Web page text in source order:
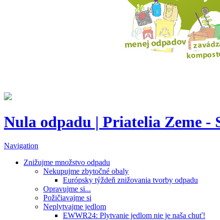
Nula odpadu | Priatelia Zeme -
Navigation
Znižujme množstvo odpadu
Nekupujme zbytočné obaly
Európsky týždeň znižovania tvorby odpadu
Opravujme si...
Požičiavajme si
Neplytvajme jedlom
EWWR24: Plytvanie jedlom nie je naša chuť!